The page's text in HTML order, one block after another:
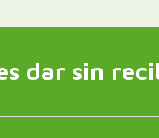
dar sin